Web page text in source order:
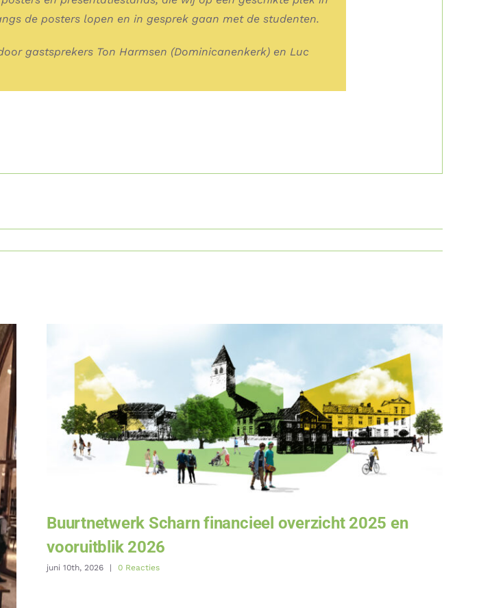
de posters lopen en in gesprek gaan met de studenten.
gastsprekers Ton Harmsen (Dominicanenkerk) en Luc
Buurtnetwerk Scharn financieel overzicht 2025 en
vooruitblik 2026
juni 10th, 2026 | 0 Reacties